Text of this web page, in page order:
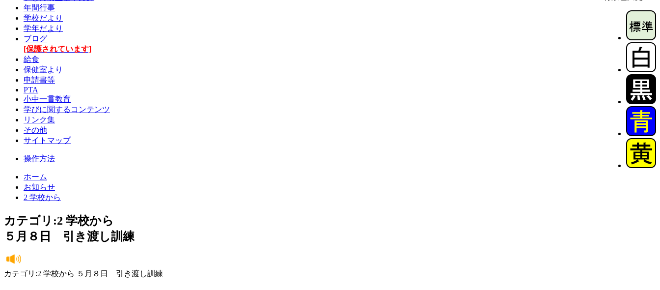
年間行事
学校だより
学年だより
ブログ
[保護されています]
給食
保健室より
申請書等
PTA
小中一貫教育
学びに関するコンテンツ
リンク集
その他
サイトマップ
操作方法
ホーム
お知らせ
2 学校から
カテゴリ:2 学校から
５月８日 引き渡し訓練
カテゴリ:2 学校から ５月８日 引き渡し訓練